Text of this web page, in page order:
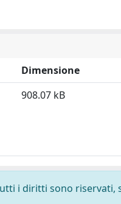
Dimensione
908.07 kB
i diritti sono riservati,